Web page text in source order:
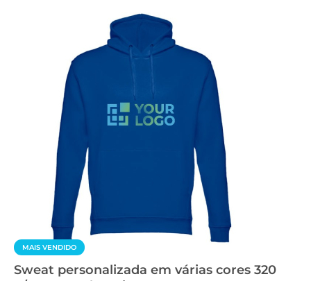
MAIS VENDIDO
Sweat personalizada em várias cores 320